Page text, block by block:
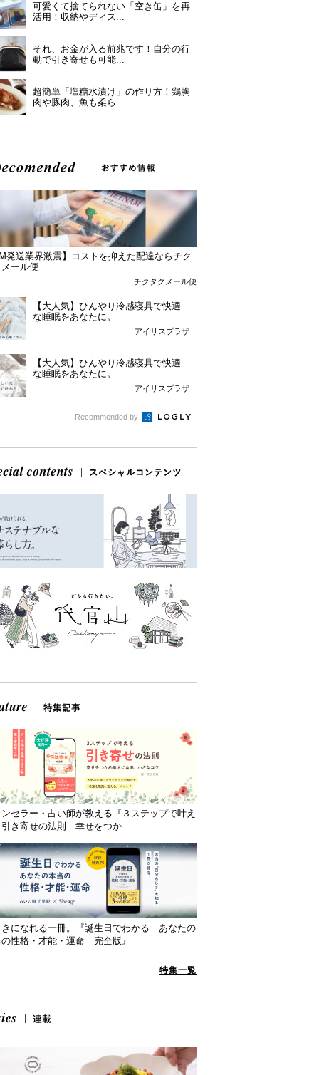
可愛くて捨てられない「空き缶」を再
活用！収納やディス...
それ、お金が入る前兆です！自分の行
動で引き寄せも可能...
超簡単「塩糖水漬け」の作り方！鶏胸
肉や豚肉、魚も柔ら...
発送業界激震】コストを抑えた配達ならチク
ール便
チクタクメール便
【大人気】ひんやり冷感寝具で快適
な睡眠をあなたに。
アイリスプラザ
【大人気】ひんやり冷感寝具で快適
な睡眠をあなたに。
アイリスプラザ
Recommended by
セラー・占い師が教える『３ステップで叶え
き寄せの法則 幸せをつか...
きになれる一冊。『誕生日でわかる あなたの
性格・才能・運命 完全版』
特集一覧